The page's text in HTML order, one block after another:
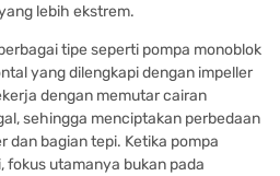
lebih ekstrem.
tipe seperti pompa monoblok
yang dilengkapi dengan impeller
dengan memutar cairan
sehingga menciptakan perbedaan
dan bagian tepi. Ketika pompa
fokus utamanya bukan pada